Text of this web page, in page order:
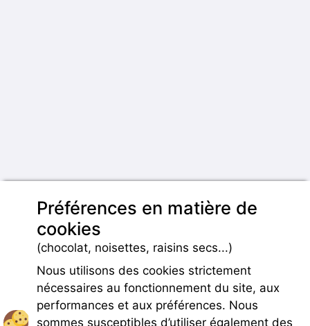
Préférences en matière de
cookies
(chocolat, noisettes, raisins secs...)
Nous utilisons des cookies strictement
nécessaires au fonctionnement du site, aux
performances et aux préférences. Nous
sommes susceptibles d’utiliser également des